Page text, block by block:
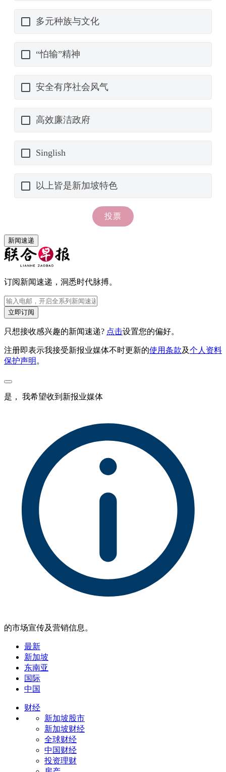
新闻速递
订阅新闻速递，洞悉时代脉搏。
立即订阅
只想接收感兴趣的新闻速递? 点击设置您的偏好。
注册即表示我接受新报业媒体不时更新的使用条款及个人资料
保护声明 。
是， 我希望收到新报业媒体
的市场宣传及营销信息。
最新
新加坡
东南亚
国际
中国
财经
新加坡股市
新加坡财经
全球财经
中国财经
投资理财